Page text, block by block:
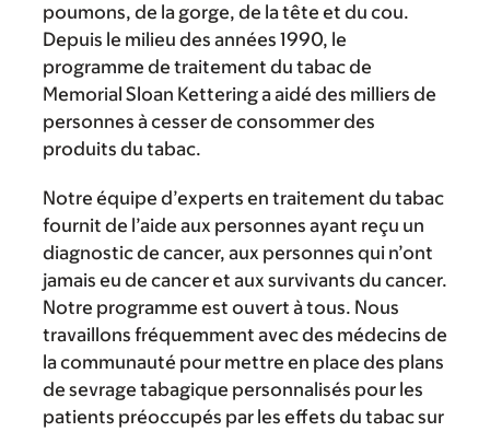
poumons, de la gorge, de la tête et du cou.
Depuis le milieu des années 1990, le
programme de traitement du tabac de
Memorial Sloan Kettering a aidé des milliers de
personnes à cesser de consommer des
produits du tabac.
Notre équipe d’experts en traitement du tabac
fournit de l’aide aux personnes ayant reçu un
diagnostic de cancer, aux personnes qui n’ont
jamais eu de cancer et aux survivants du cancer.
Notre programme est ouvert à tous. Nous
travaillons fréquemment avec des médecins de
la communauté pour mettre en place des plans
de sevrage tabagique personnalisés pour les
patients préoccupés par les effets du tabac sur